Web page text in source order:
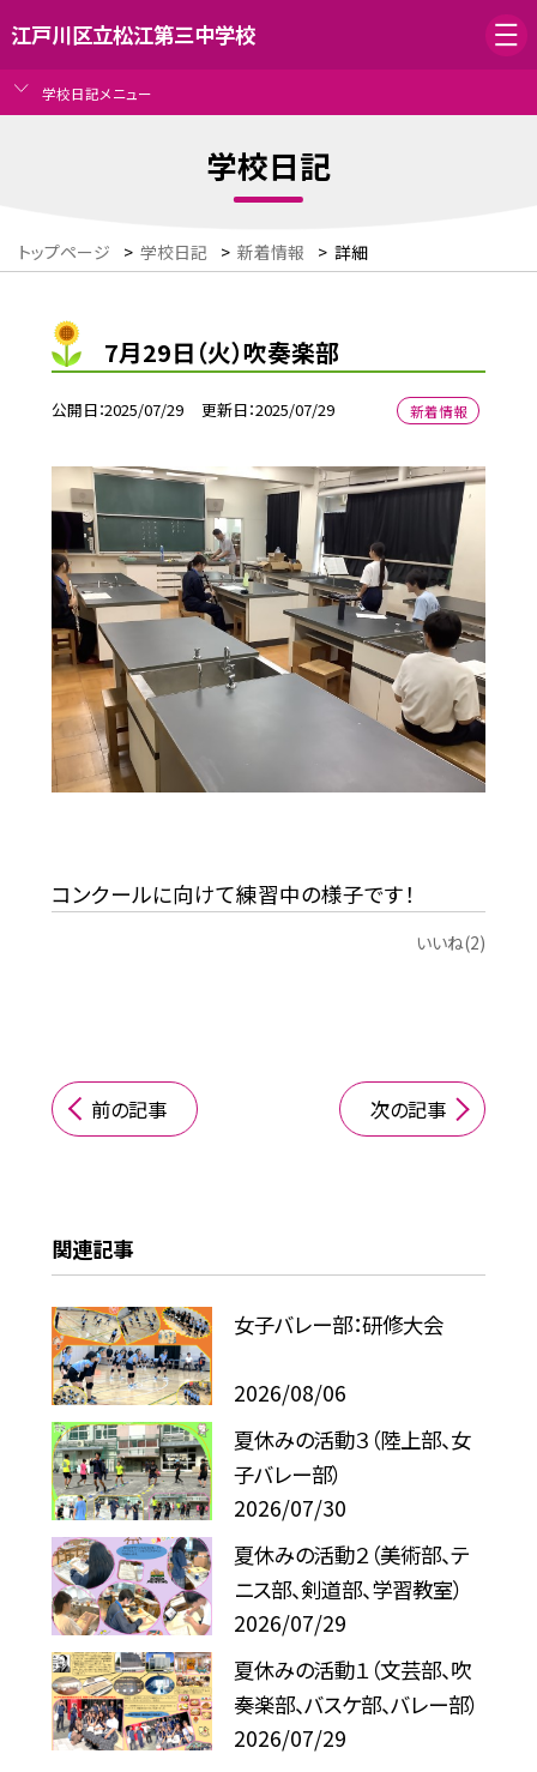
江戸川区立松江第三中学校
学校日記メニュー
学校日記
トップページ > 学校日記 > 新着情報 > 詳細
7月29日（火）吹奏楽部
公開日 2025/07/29 更新日 2025/07/29 新着情報
コンクールに向けて練習中の様子です！
いいね(2)
前の記事 次の記事
関連記事
女子バレー部：研修大会
2026/08/06
夏休みの活動３（陸上部、女
子バレー部）
2026/07/30
夏休みの活動２（美術部、テ
ニス部、剣道部、学習教室）
2026/07/29
夏休みの活動１（文芸部、吹
奏楽部、バスケ部、バレー部）
2026/07/29